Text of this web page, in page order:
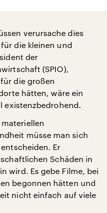
verursache dies
die kleinen und
der
(SPIO),
die großen
hätten, wäre ein
existenzbedrohend.
müsse man sich
Er
Schäden in
wird. Es gebe Filme, bei
begonnen hätten und
nicht einfach auf viele